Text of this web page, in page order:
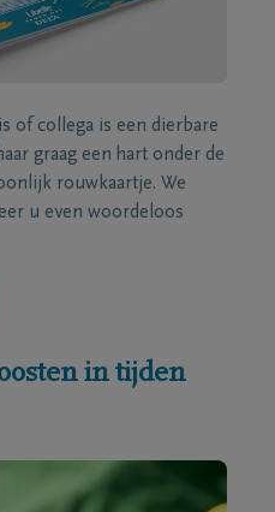
of collega is een dierbare
graag een hart onder de
rouwkaartje. We
u even woordeloos
in tijden